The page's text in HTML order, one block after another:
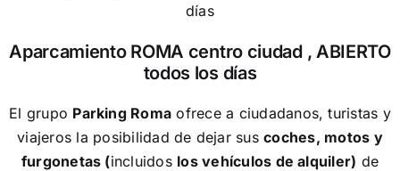
días
Aparcamiento ROMA centro ciudad , ABIERTO
todos los días
El grupo Parking Roma ofrece a ciudadanos, turistas y
viajeros la posibilidad de dejar suscoches, motos y
furgonetas (incluidos los vehículos de alquiler) de